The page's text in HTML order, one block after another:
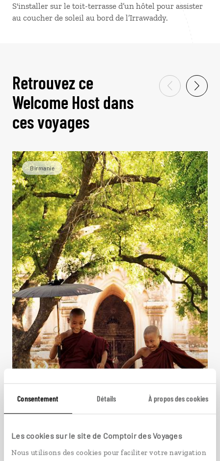
Consentement Détails À propos des cookies
Les cookies sur le site de Comptoir des Voyages
Nous utilisons des cookies pour faciliter votre navigation
S'installer sur le toit-terrasse d’un hôtel pour assister
au coucher de soleil au bord de l’Irrawaddy.
Retrouvez ce
Welcome Host dans
ces voyages
Birmanie
Flâneries en Birmanie
locale.
13 jours / 10 nuits